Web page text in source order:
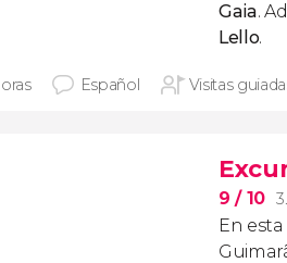
Gaia.
Lello.
Español Visitas
9/ 10
En